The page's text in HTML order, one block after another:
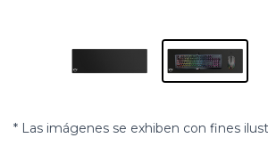
* Las imágenes se exhiben con fines